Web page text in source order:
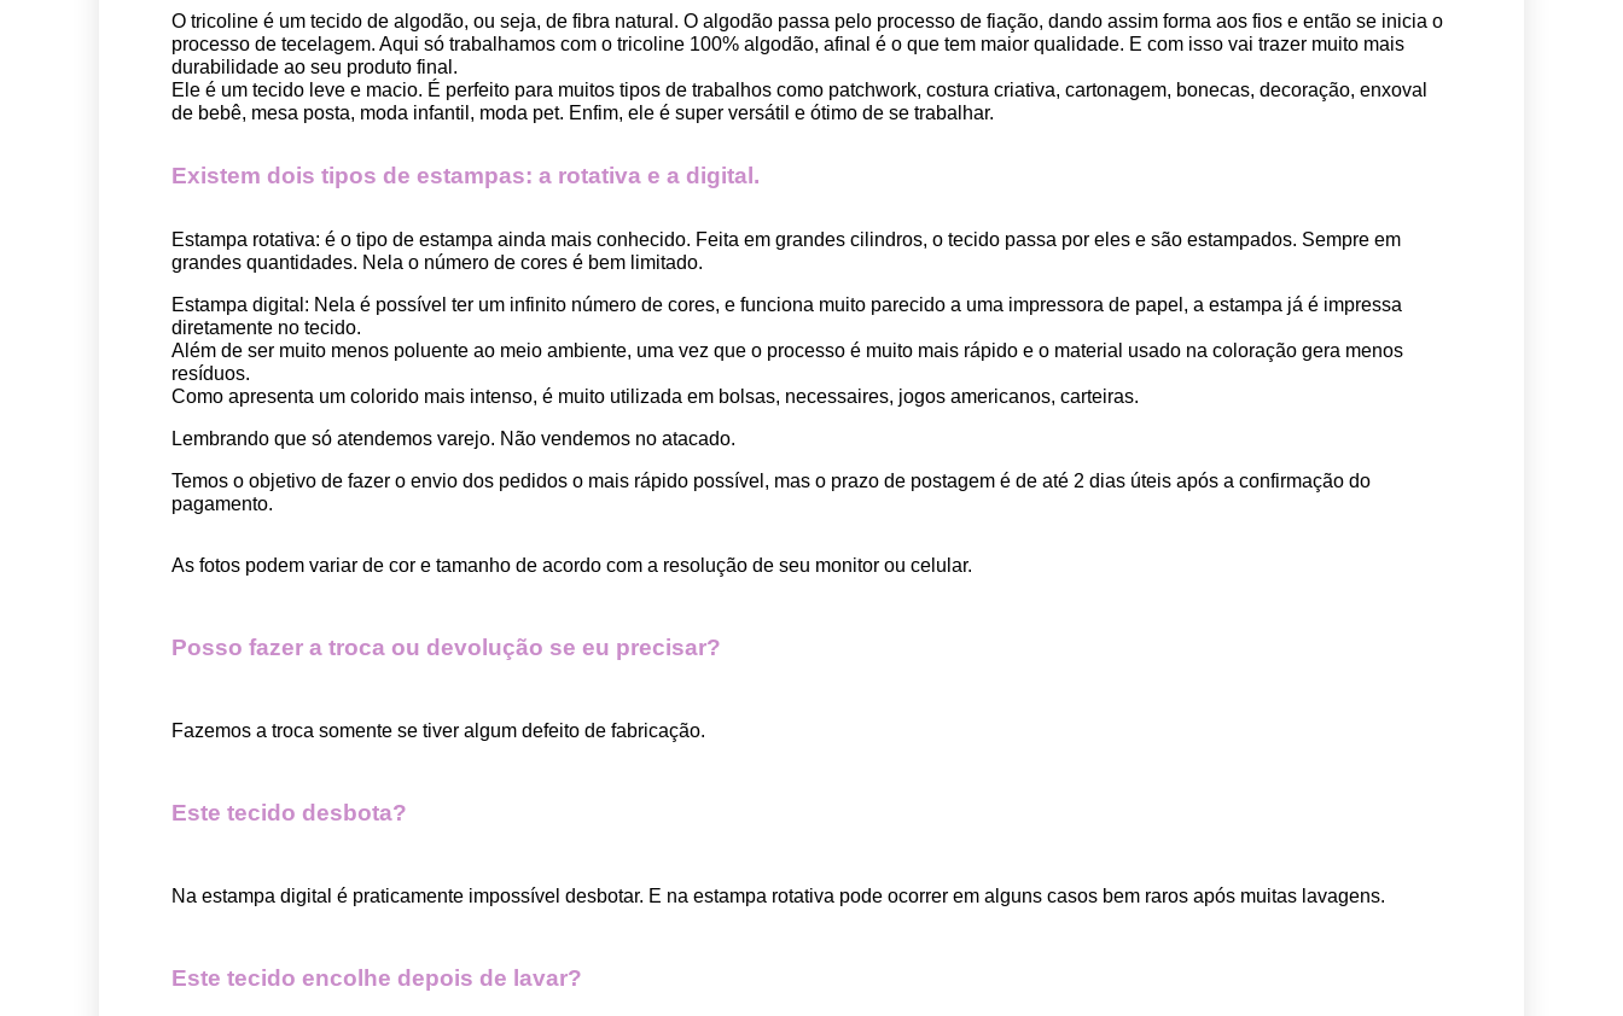
O tricoline é um tecido de algodão, ou seja, de fibra natural. O algodão passa pelo processo de fiação, dando assim forma aos fios e então se inicia o
processo de tecelagem. Aqui só trabalhamos com o tricoline 100% algodão, afinal é o que tem maior qualidade. E com isso vai trazer muito mais
durabilidade ao seu produto final.
Ele é um tecido leve e macio. É perfeito para muitos tipos de trabalhos como patchwork, costura criativa, cartonagem, bonecas, decoração, enxoval
de bebê, mesa posta, moda infantil, moda pet. Enfim, ele é super versátil e ótimo de se trabalhar.
Existem dois tipos de estampas: a rotativa e a digital.
Estampa rotativa: é o tipo de estampa ainda mais conhecido. Feita em grandes cilindros, o tecido passa por eles e são estampados. Sempre em
grandes quantidades. Nela o número de cores é bem limitado.
Estampa digital : Nela é possível ter um infinito número de cores, e funciona muito parecido a uma impressora de papel, a estampa já é impressa
diretamente no tecido.
Além de ser muito menos poluente ao meio ambiente, uma vez que o processo é muito mais rápido e o material usado na coloração gera menos
resíduos.
Como apresenta um colorido mais intenso, é muito utilizada em bolsas, necessaires, jogos americanos, carteiras.
Lembrando que só atendemos varejo. Não vendemos no atacado.
Temos o objetivo de fazer o envio dos pedidos o mais rápido possível, mas o prazo de postagem é de até 2 dias úteis após a confirmação do
pagamento.
As fotos podem variar de cor e tamanho de acordo com a resolução de seu monitor ou celular.
Posso fazer a troca ou devolução se eu precisar?
Fazemos a troca somente se tiver algum defeito de fabricação.
Este tecido desbota?
Na estampa digital é praticamente impossível desbotar. E na estampa rotativa pode ocorrer em alguns casos bem raros após muitas lavagens.
Este tecido encolhe depois de lavar?